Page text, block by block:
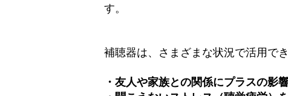
す。
補聴器は、さまざまな状況で活用で
・友人や家族との関係にプラスの影